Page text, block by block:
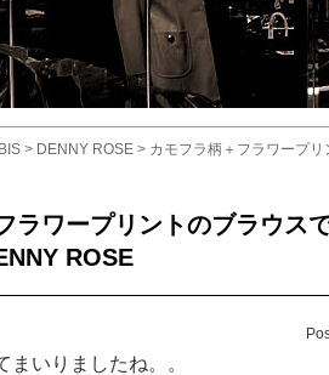
> DENNY ROSE > カモフラ柄＋フラワープ
ラワープリントのブラウス
ROSE
いりましたね。。